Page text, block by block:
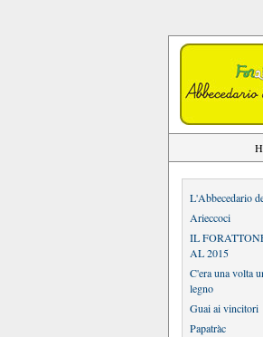
L'Abbecedario
Arieccoci
IL
AL 2015
C'era una volta
legno
Guai ai vincitori
Papatràc